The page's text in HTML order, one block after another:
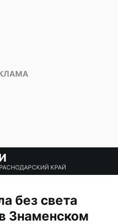
КРАЙ
без света
Знаменском